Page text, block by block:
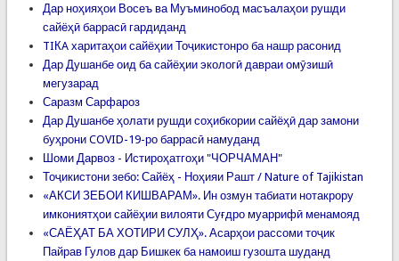
Дар ноҳияҳои Восеъ ва Муъминобод масъалаҳои рушди
сайёҳӣ баррасӣ гардиданд
TIКA харитаҳои сайёҳии Тоҷикистонро ба нашр расонид
Дар Душанбе оид ба сайёҳии экологӣ давраи омӯзишӣ
мегузарад
Саразм Сарфароз
Дар Душанбе ҳолати рушди соҳибкории сайёҳӣ дар замони
буҳрони COVID-19-ро баррасӣ намуданд
Шоми Дарвоз - Истироҳатгоҳи "ЧОРЧАМАН"
Тоҷикистони зебо: Сайёҳ - Ноҳияи Рашт / Nature of Tajikistan
«АКСИ ЗЕБОИ КИШВАРАМ». Ин озмун табиати нотакрору
имкониятҳои сайёҳии вилояти Суғдро муаррифӣ менамояд
«САЁҲАТ БА ХОТИРИ СУЛҲ». Асарҳои рассоми тоҷик
Пайрав Гулов дар Бишкек ба намоиш гузошта шуданд